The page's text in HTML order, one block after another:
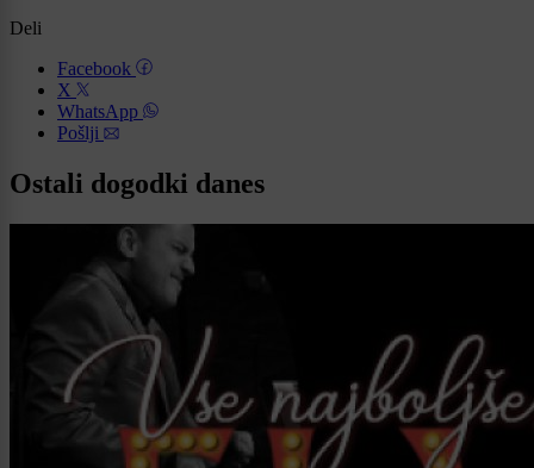
Deli
Facebook
X
WhatsApp
Pošlji
Ostali dogodki danes